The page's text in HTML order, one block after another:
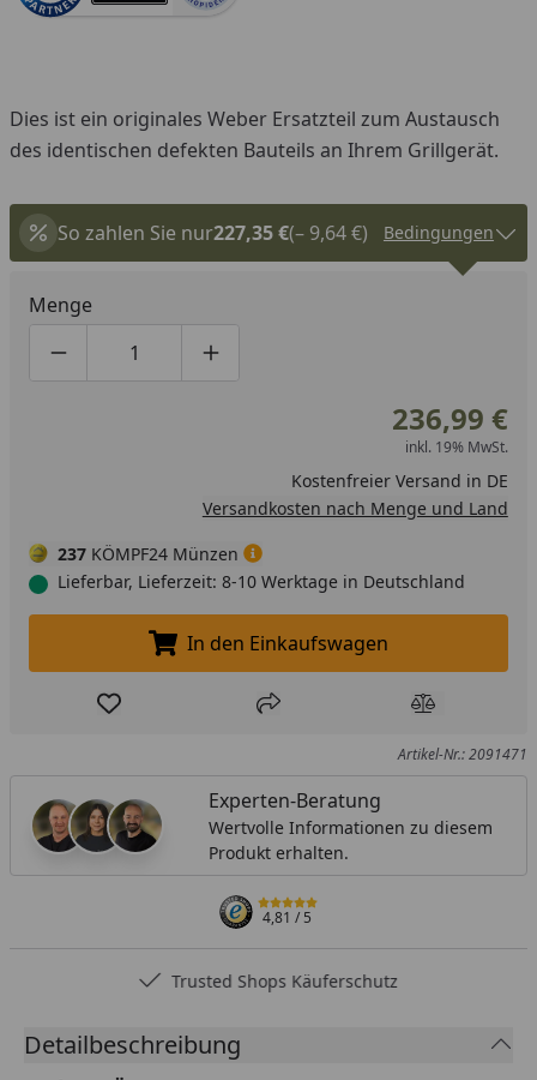
Dies ist ein originales Weber Ersatzteil zum Austausch
des identischen defekten Bauteils an Ihrem Grillgerät.
So zahlen Sie nur227,35 €(– 9,64 €) Bedingungen
Menge
Produktmenge um eins verringern
Produktmenge manuell eingeben
Produktmenge um eins erhöhen
236,99 €
inkl. 19% MwSt.
Kostenfreier Versand in DE
Versandkosten nach Menge und Land
237 KÖMPF24 Münzen
Lieferbar, Lieferzeit: 8-10 Werktage in Deutschland
In den Einkaufswagen legen
In den Einkaufswagen
Produkt zur Wunschliste hinzufügen
Teilen Produkt
Artikel-Nr.: 2091471
Experten-Beratung
Wertvolle Informationen zu diesem
Produkt erhalten.
4,81/ 5
Trusted Shops Käuferschutz
Detailbeschreibung